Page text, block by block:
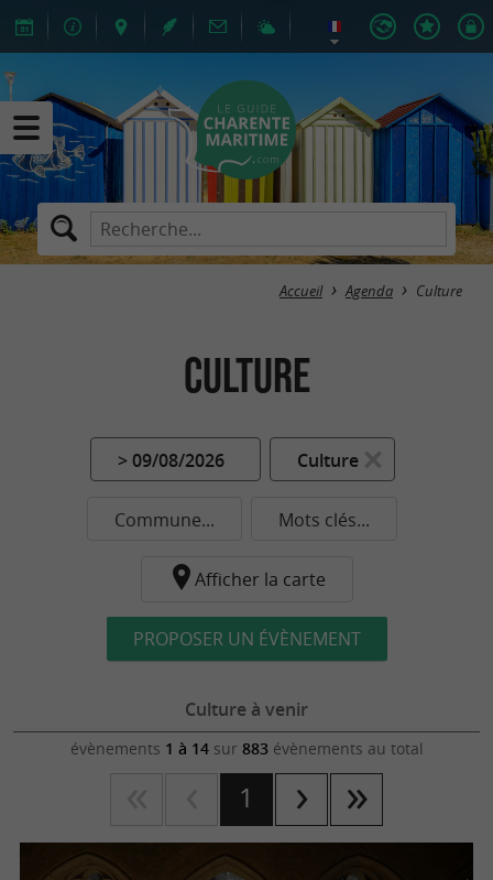
Accueil Agenda Culture
Culture
> 09/08/2026 Culture
Commune... Mots clés...
Afficher la carte
PROPOSER UN ÉVÈNEMENT
Culture à venir
évènements 1 à 14sur 883évènements au total
1